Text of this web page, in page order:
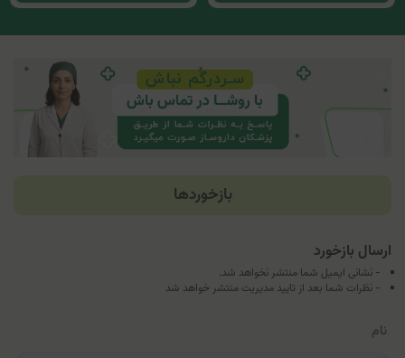
بازخوردها
ارسال بازخورد
- نشانی ایمیل شما منتشر نخواهد شد.
- نظرات شما بعد از تایید مدیریت منتشر خواهد شد
نام